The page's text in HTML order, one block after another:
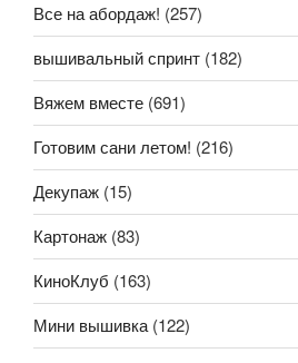
Все на абордаж! (257)
вышивальный спринт (182)
Вяжем вместе (691)
Готовим сани летом! (216)
Декупаж (15)
Картонаж (83)
КиноКлуб (163)
Мини вышивка (122)